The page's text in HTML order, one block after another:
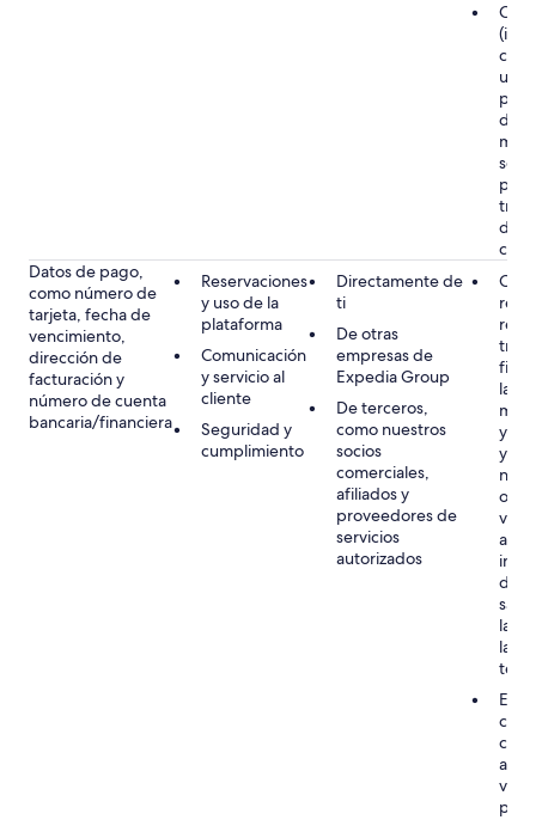
un
de
Datos de pago,
como número de
tarjeta, fecha de
vencimiento,
dirección de
facturación y
número de cuenta
bancaria/financiera
Reservaciones
y uso de la
plataforma
Comunicación
y servicio al
cliente
Seguridad y
cumplimiento
Directamente de
ti
De otras
empresas de
Expedia Group
De terceros,
como nuestros
socios
comerciales,
afiliados y
proveedores de
servicios
autorizados
la
y
y
la